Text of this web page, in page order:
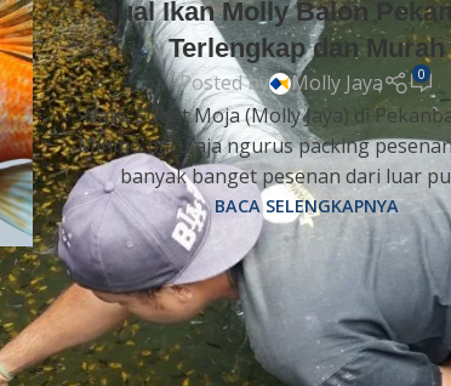
Jual Ikan Molly Balon
Terlengkap dan Murah
Posted by Molly Jaya 0
Halo, Sobat Moja (Molly Jaya) di
Minmo baru aja ngurus packing
banyak banget pesenan dari luar
BACA SELENGKAPNYA